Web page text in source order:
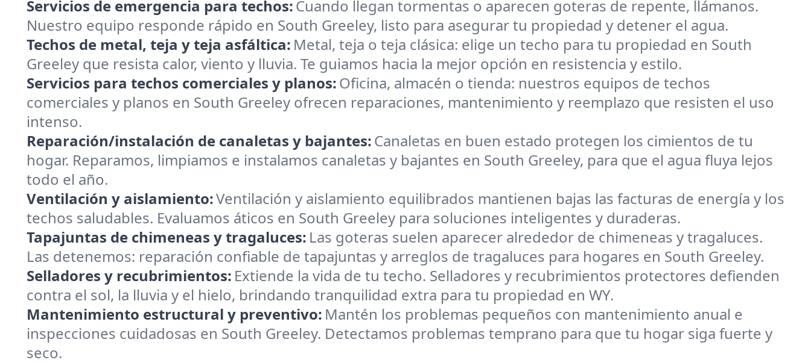
Servicios de emergencia para techos:Cuando llegan tormentas o aparecen goteras de repente, llámanos.
Nuestro equipo responde rápido en South Greeley, listo para asegurar tu propiedad y detener el agua.
Techos de metal, teja y teja asfáltica: Metal, teja o teja clásica: elige un techo para tu propiedad en South
Greeley que resista calor, viento y lluvia. Te guiamos hacia la mejor opción en resistencia y estilo.
Servicios para techos comerciales y planos:Oficina, almacén o tienda: nuestros equipos de techos
comerciales y planos en South Greeley ofrecen reparaciones, mantenimiento y reemplazo que resisten el uso
intenso.
Reparación/instalación de canaletas y bajantes:Canaletas en buen estado protegen los cimientos de tu
hogar. Reparamos, limpiamos e instalamos canaletas y bajantes en South Greeley, para que el agua fluya lejos
todo el año.
Ventilación y aislamiento:Ventilación y aislamiento equilibrados mantienen bajas las facturas de energía y los
techos saludables. Evaluamos áticos en South Greeley para soluciones inteligentes y duraderas.
Tapajuntas de chimeneas y tragaluces: Las goteras suelen aparecer alrededor de chimeneas y tragaluces.
Las detenemos: reparación confiable de tapajuntas y arreglos de tragaluces para hogares en South Greeley.
Selladores y recubrimientos: Extiende la vida de tu techo. Selladores y recubrimientos protectores defienden
contra el sol, la lluvia y el hielo, brindando tranquilidad extra para tu propiedad en WY.
Mantenimiento estructural y preventivo: Mantén los problemas pequeños con mantenimiento anual e
inspecciones cuidadosas en South Greeley. Detectamos problemas temprano para que tu hogar siga fuerte y
seco.